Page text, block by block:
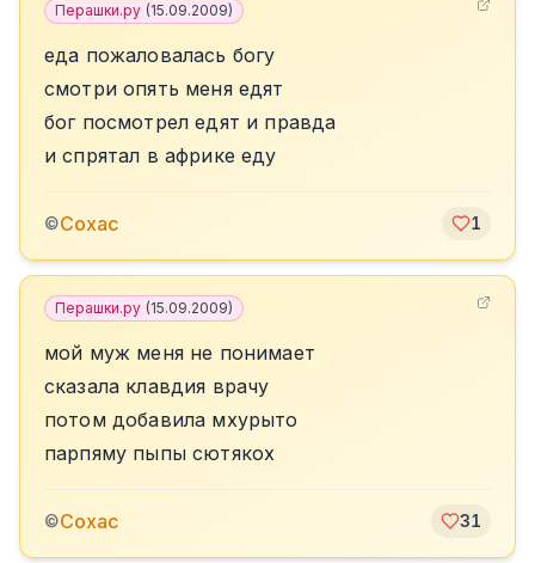
Перашки.ру (15.09.2009)
еда пожаловалась богу
смотри опять меня едят
бог посмотрел едят и правда
и спрятал в африке еду
©Сохас 1
Перашки.ру (15.09.2009)
мой муж меня не понимает
сказала клавдия врачу
потом добавила мхурыто
парпяму пыпы сютякох
©Сохас 31